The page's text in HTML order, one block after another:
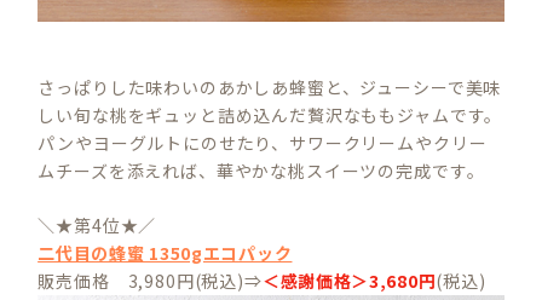
さっぱりした味わいのあかしあ蜂蜜と、ジューシーで美味
しい旬な桃をギュッと詰め込んだ贅沢なももジャムです。
パンやヨーグルトにのせたり、サワークリームやクリー
ムチーズを添えれば、華やかな桃スイーツの完成です。
＼★第4位★／
二代目の蜂蜜 1350gエコパック
販売価格 3,980円(税込)⇒＜感謝価格＞3,680円(税込)